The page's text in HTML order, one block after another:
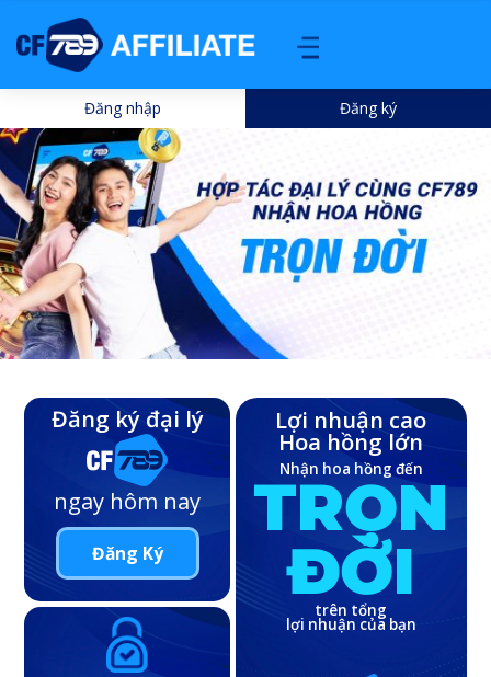
Đăng nhập Đăng ký
Lợi nhuận cao
Hoa hồng lớn
Nhận hoa hồng đến
TRỌN
ĐỜI
trên tổng
lợi nhuận của bạn
Đăng ký đại lý
ngay hôm nay
Đăng Ký